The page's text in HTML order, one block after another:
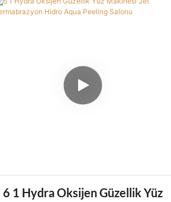
6 1 Hydra Oksijen Güzellik Yüz